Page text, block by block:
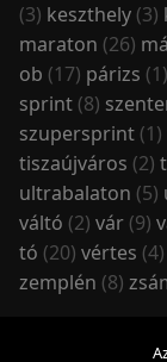
(3) keszthely (3)
maraton (26)
ob (17) párizs (1)
sprint (8)
szupersprint (1)
tiszaújváros (2)
ultrabalaton (5)
váltó (2) vár (9)
tó (20) vértes (4)
zemplén (8)